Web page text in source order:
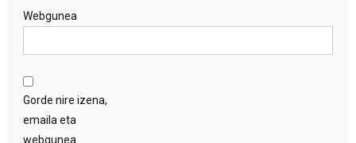
Webgunea
Gorde nire izena,
emaila eta
webgunea